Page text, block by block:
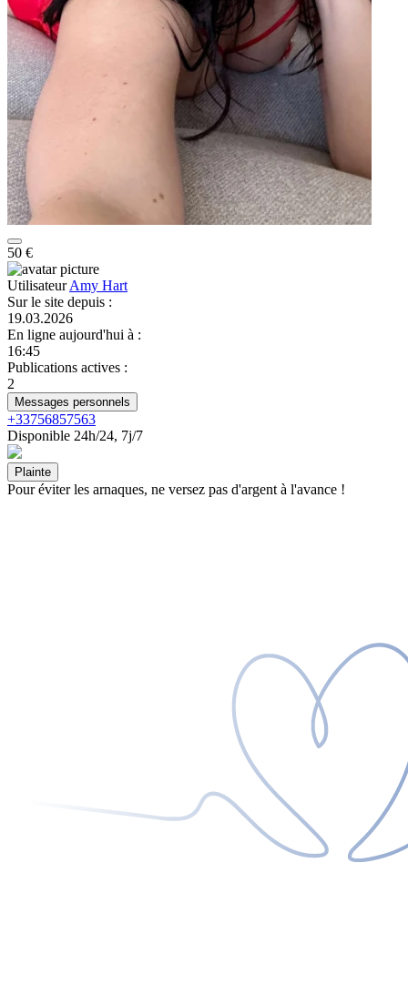
50 €
UtilisateurAmy Hart
Sur le site depuis :
19.03.2026
En ligne aujourd'hui à :
16:45
Publications actives :
2
Messages personnels
+33756857563
Disponible 24h/24, 7j/7
Plainte
Pour éviter les arnaques, ne versez pas d'argent à l'avance !